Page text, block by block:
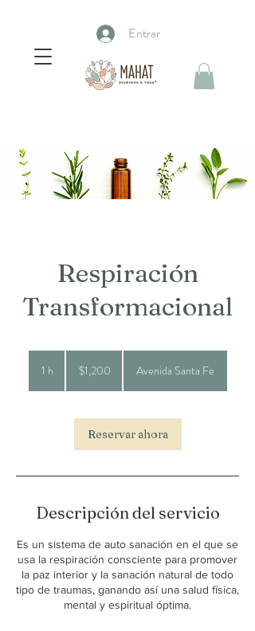
Entrar
Respiración
Transformacional
1 h
pesos
mexicanos
$1,200 Avenida Santa Fe
Reservar ahora
Descripción del servicio
Es un sistema de auto sanación en el que se
usa la respiración consciente para promover
la paz interior y la sanación natural de todo
tipo de traumas, ganando así una salud física,
mental y espiritual óptima.